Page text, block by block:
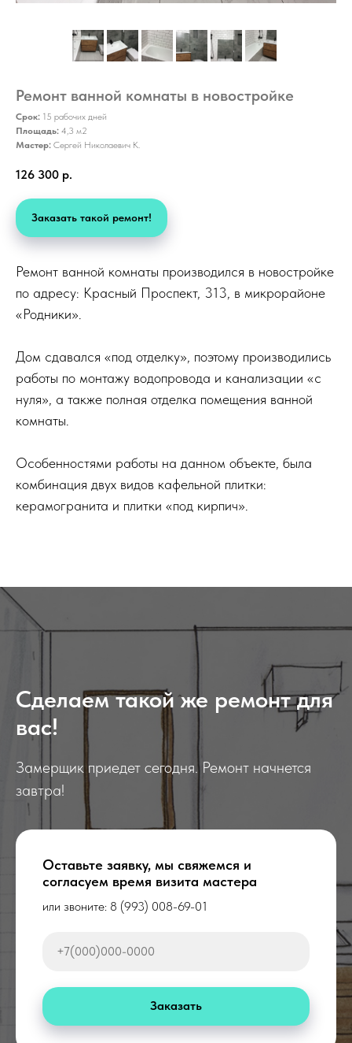
Ремонт ванной комнаты в новостройке
Срок: 15 рабочих дней
Площадь: 4,3 м2
Мастер: Сергей Николаевич К.
126 300 р.
Заказать такой ремонт!
Ремонт ванной комнаты производился в новостройке
по адресу: Красный Проспект, 313, в микрорайоне
«Родники».
Дом сдавался «под отделку», поэтому производились
работы по монтажу водопровода и канализации «с
нуля», а также полная отделка помещения ванной
комнаты.
Особенностями работы на данном объекте, была
комбинация двух видов кафельной плитки:
керамогранита и плитки «под кирпич».
Сделаем такой же ремонт для
вас!
Замерщик приедет сегодня. Ремонт начнется
завтра!
Оставьте заявку, мы свяжемся и
согласуем время визита мастера
или звоните: 8 (993) 008-69-01
Заказать